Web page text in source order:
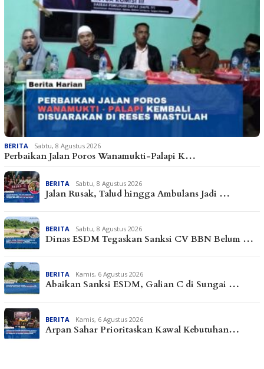
BERITA Sabtu, 8 Agustus 2026
Perbaikan Jalan Poros Wanamukti-Palapi K…
BERITA Sabtu, 8 Agustus 2026
Jalan Rusak, Talud hingga Ambulans Jadi …
BERITA Sabtu, 8 Agustus 2026
Dinas ESDM Tegaskan Sanksi CV BBN Belum …
BERITA Kamis, 6 Agustus 2026
Abaikan Sanksi ESDM, Galian C di Sungai …
BERITA Kamis, 6 Agustus 2026
Arpan Sahar Prioritaskan Kawal Kebutuhan…